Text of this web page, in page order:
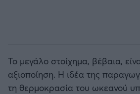
Το μεγάλο στοίχημα, βέβαια,
αξιοποίηση. Η ιδέα της
τη θερμοκρασία του ωκεανού